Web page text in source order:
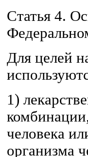
Статья 4.
Для целей
1)
человека
организма